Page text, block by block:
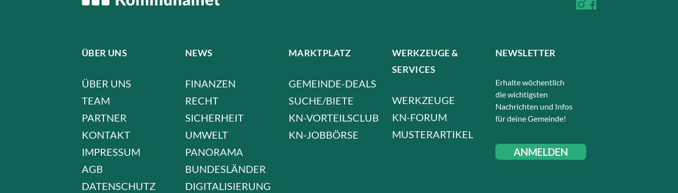
ÜBER UNS
ÜBER UNS
TEAM
PARTNER
KONTAKT
IMPRESSUM
AGB
DATENSCHUTZ
NEWS
FINANZEN
RECHT
SICHERHEIT
UMWELT
PANORAMA
BUNDESLÄNDER
DIGITALISIERUNG
MARKTPLATZ
GEMEINDE-DEALS
SUCHE/BIETE
KN-VORTEILSCLUB
KN-JOBBÖRSE
WERKZEUGE &
SERVICES
WERKZEUGE
KN-FORUM
MUSTERARTIKEL
NEWSLETTER
Erhalte wöchentlich
die wichtigsten
Nachrichten und Infos
für deine Gemeinde!
ANMELDEN